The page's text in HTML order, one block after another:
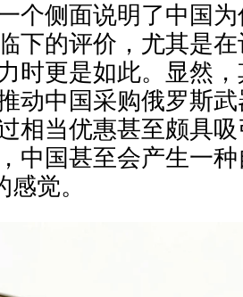
个侧面说明了中国
下的评价，尤其是
时更是如此。显然
动中国采购俄罗斯
相当优惠甚至颇具
中国甚至会产生一
感觉。